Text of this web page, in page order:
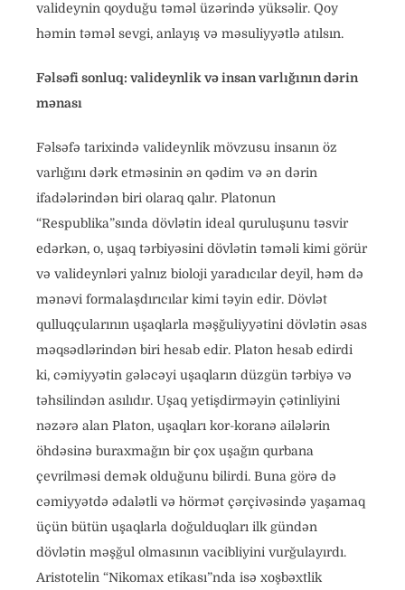
valideynin qoyduğu təməl üzərində yüksəlir. Qoy
həmin təməl sevgi, anlayış və məsuliyyətlə atılsın.
Fəlsəfi sonluq: valideynlik və insan varlığının dərin
mənası
Fəlsəfə tarixində valideynlik mövzusu insanın öz
varlığını dərk etməsinin ən qədim və ən dərin
ifadələrindən biri olaraq qalır. Platonun
“Respublika”sında dövlətin ideal quruluşunu təsvir
edərkən, o, uşaq tərbiyəsini dövlətin təməli kimi görür
və valideynləri yalnız bioloji yaradıcılar deyil, həm də
mənəvi formalaşdırıcılar kimi təyin edir. Dövlət
qulluqçularının uşaqlarla məşğuliyyətini dövlətin əsas
məqsədlərindən biri hesab edir. Platon hesab edirdi
ki, cəmiyyətin gələcəyi uşaqların düzgün tərbiyə və
təhsilindən asılıdır. Uşaq yetişdirməyin çətinliyini
nəzərə alan Platon, uşaqları kor-koranə ailələrin
öhdəsinə buraxmağın bir çox uşağın qurbana
çevrilməsi demək olduğunu bilirdi. Buna görə də
cəmiyyətdə ədalətli və hörmət çərçivəsində yaşamaq
üçün bütün uşaqlarla doğulduqları ilk gündən
dövlətin məşğul olmasının vacibliyini vurğulayırdı.
Aristotelin “Nikomax etikası”nda isə xoşbəxtlik